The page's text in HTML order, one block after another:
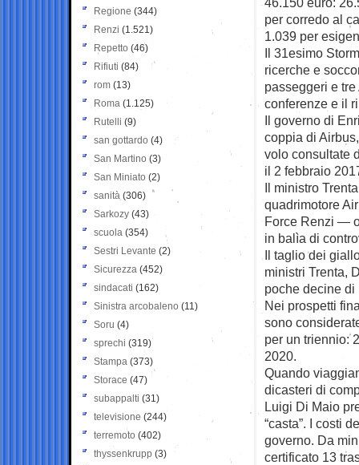
per corredo al
1.039 per
Il 31esimo
ricerche e
passeggeri e
conferenze e il
Il governo di
coppia di
volo consultate
il 2 febbraio
Il ministro
quadrimotore
Force Renzi —
in balìa di
Il taglio dei
ministri Trenta,
poche decine di
Nei prospetti
sono
per un triennio:
2020.
Quando
dicasteri di
Luigi Di Maio
“casta”. I costi
governo. Da
certificato 13
Regione (344)
Renzi (1.521)
Repetto (46)
Rifiuti (84)
rom (13)
Roma (1.125)
Rutelli (9)
san gottardo (4)
San Martino (3)
San Miniato (2)
sanità (306)
Sarkozy (43)
scuola (354)
Sestri Levante (2)
Sicurezza (452)
sindacati (162)
Sinistra arcobaleno (11)
Soru (4)
sprechi (319)
Stampa (373)
Storace (47)
subappalti (31)
televisione(244)
terremoto (402)
thyssenkrupp (3)